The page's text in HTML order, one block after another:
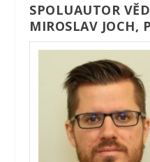
SPOLUAUTOR
MIROSLAV JOCH,